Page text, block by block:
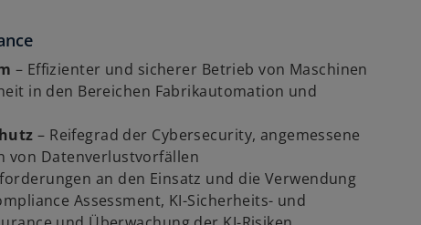
– Effizienter und sicherer Betrieb von Maschinen
in den Bereichen Fabrikautomation und
– Reifegrad der Cybersecurity, angemessene
von Datenverlustvorfällen
an den Einsatz und die Verwendung
Assessment, KI-Sicherheits- und